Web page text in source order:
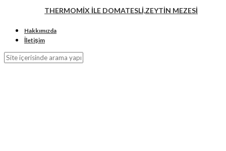
THERMOMİX İLE DOMATESLİ,ZEYTİN MEZESİ
Hakkımızda
İletişim